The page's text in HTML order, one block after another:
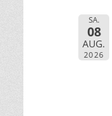
SA.
08
AUG.
2026